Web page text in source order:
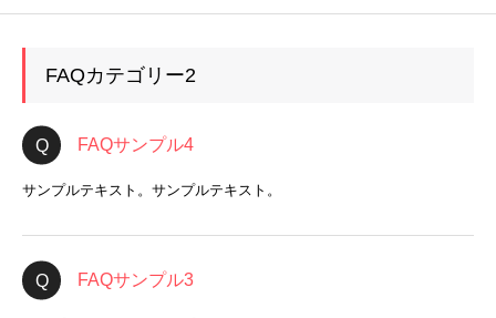
FAQカテゴリー2
FAQサンプル4
サンプルテキスト。サンプルテキスト。
FAQサンプル3